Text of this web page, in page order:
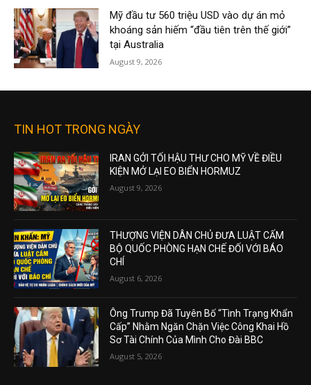
Mỹ đầu tư 560 triệu USD vào dự án mỏ
khoáng sản hiếm “đầu tiên trên thế giới”
tại Australia
August 9, 2026
TIN HOT TRONG NGÀY
IRAN GỞI TỐI HẬU THƯ CHO MỸ VỀ ĐIỀU
KIỆN MỞ LẠI EO BIỂN HORMUZ
August 9, 2026
THƯỢNG VIỆN DÂN CHỦ ĐƯA LUẬT CẤM
BỘ QUỐC PHÒNG HẠN CHẾ ĐỐI VỚI BÁO
CHÍ
August 6, 2026
Ông Trump Đã Tuyên Bố “Tình Trạng Khẩn
Cấp” Nhằm Ngăn Chặn Việc Công Khai Hồ
Sơ Tài Chính Của Mình Cho Đài BBC
August 5, 2026